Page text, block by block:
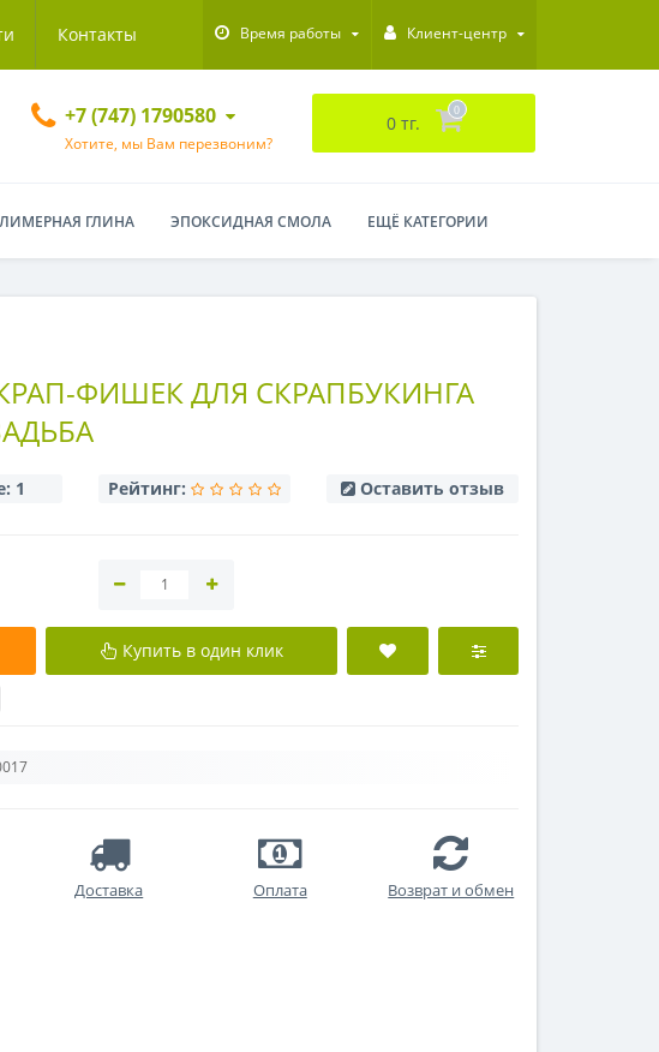
Контакты Время работы Клиент-центр
+7 (747) 1790580
Хотите, мы Вам перезвоним?
0 тг.
0
ГЛИНА ЭПОКСИДНАЯ СМОЛА ЕЩЁ КАТЕГОРИИ
ФИШЕК ДЛЯ СКРАПБУКИНГА
1 Рейтинг: Оставить отзыв
Купить в один клик
Доставка Оплата Возврат и обмен